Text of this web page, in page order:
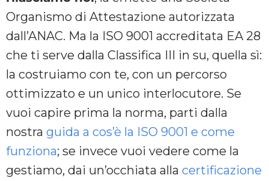
Organismo di Attestazione autorizzata
dall’ANAC. Ma la ISO 9001 accreditata EA 28
che ti serve dalla Classifica III in su, quella sì:
la costruiamo con te, con un percorso
ottimizzato e un unico interlocutore. Se
vuoi capire prima la norma, parti dalla
nostra guida a cos’è la ISO 9001 e come
funziona; se invece vuoi vedere come la
gestiamo, dai un’occhiata alla certificazione